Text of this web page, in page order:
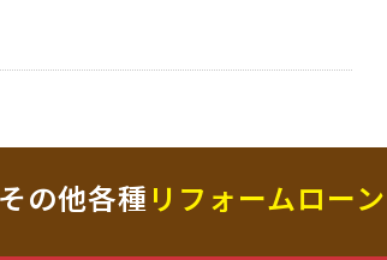
の他各種 リフォームローン